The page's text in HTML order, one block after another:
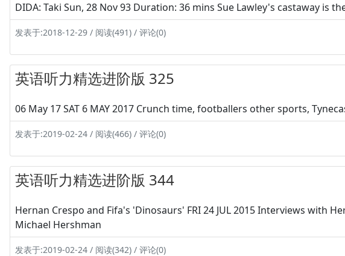
DIDA: Taki Sun, 28 Nov 93 Duration: 36 mins Sue Lawley's castaway is
发表于:2018-12-29 / 阅读(491) / 评论(0)
英语听力精选进阶版 325
06 May 17 SAT 6 MAY 2017 Crunch time, footballers other sports,
发表于:2019-02-24 / 阅读(466) / 评论(0)
英语听力精选进阶版 344
Hernan Crespo and Fifa's 'Dinosaurs' FRI 24 JUL 2015 Interviews with
Michael Hershman
发表于:2019-02-24 / 阅读(342) / 评论(0)